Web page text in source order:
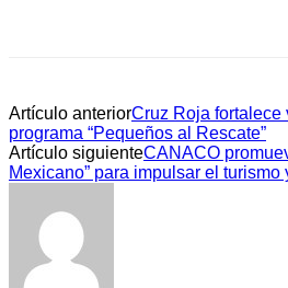
Artículo anteriorCruz Roja fortalece
programa “Pequeños al Rescate”
Artículo siguienteCANACO
Mexicano” para impulsar el turismo